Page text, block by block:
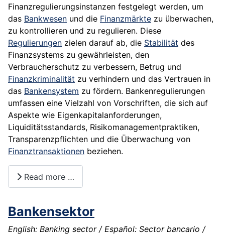
Finanzregulierungsinstanzen festgelegt werden, um
das Bankwesen und die Finanzmärkte zu überwachen,
zu kontrollieren und zu regulieren. Diese
Regulierungen zielen darauf ab, die Stabilität des
Finanzsystems zu gewährleisten, den
Verbraucherschutz zu verbessern, Betrug und
Finanzkriminalität zu verhindern und das Vertrauen in
das Bankensystem zu fördern. Bankenregulierungen
umfassen eine Vielzahl von Vorschriften, die sich auf
Aspekte wie Eigenkapitalanforderungen,
Liquiditätsstandards, Risikomanagementpraktiken,
Transparenzpflichten und die Überwachung von
Finanztransaktionen beziehen.
Read more …
Bankensektor
English: Banking sector / Español: Sector bancario /